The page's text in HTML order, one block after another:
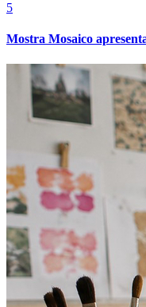
Athletico-PR
5
Mostra Mosaico